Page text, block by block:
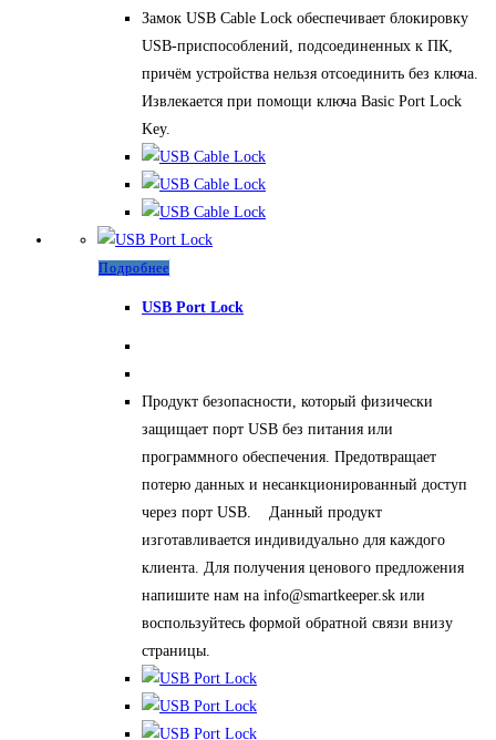
Опции
можно
выбрать
на
товара.
Замок USB Cable Lock обеспечивает блокировку
USB-приспособлений, подсоединенных к ПК,
причём устройства нельзя отсоединить без ключа.
Извлекается при помощи ключа Basic Port Lock
Key.
Подробнее
USB Port Lock
Продукт безопасности, который физически
защищает порт USB без питания или
программного обеспечения. Предотвращает
потерю данных и несанкционированный доступ
через порт USB. Данный продукт
изготавливается индивидуально для каждого
клиента. Для получения ценового предложения
напишите нам на info@smartkeeper.sk или
воспользуйтесь формой обратной связи внизу
страницы.